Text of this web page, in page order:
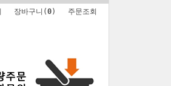
장바구니(0) 주문조회